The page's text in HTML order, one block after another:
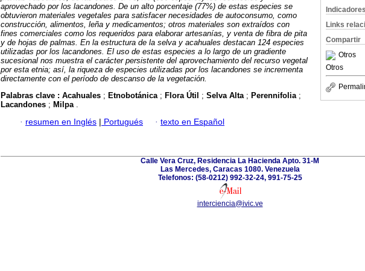
Indicadores
Links
Compartir
Otros
Otros
aprovechado por los lacandones. De un alto porcentaje (77%) de estas especies se
obtuvieron materiales vegetales para satisfacer necesidades de autoconsumo, como
construcción, alimentos, leña y medicamentos; otros materiales son extraídos con
fines comerciales como los requeridos para elaborar artesanías, y venta de fibra de pita
y de hojas de palmas. En la estructura de la selva y acahuales destacan 124 especies
utilizadas por los lacandones. El uso de estas especies a lo largo de un gradiente
sucesional nos muestra el carácter persistente del aprovechamiento del recurso vegetal
por esta etnia; así, la riqueza de especies utilizadas por los lacandones se incrementa
directamente con el período de descanso de la vegetación.
Palabras clave : Acahuales ; Etnobotánica ; Flora Útil ; Selva Alta ; Perennifolia ;
Lacandones ; Milpa .
· resumen en Inglés | Portugués · texto en Español
Calle Vera Cruz, Residencia La Hacienda Apto. 31-M
Las Mercedes, Caracas 1080. Venezuela
Telefonos: (58-0212) 992-32-24, 991-75-25
interciencia@ivic.ve